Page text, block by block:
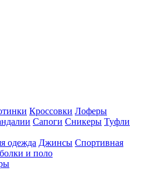
Кроссовки Лоферы
Сапоги Сникеры Туфли
одежда Джинсы Спортивная
и поло